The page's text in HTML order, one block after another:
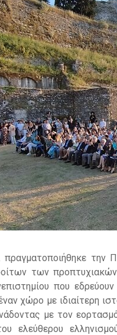
πραγματοποιήθηκε
των
που
χώρο με ιδιαίτερη
με τον
ελεύθερου